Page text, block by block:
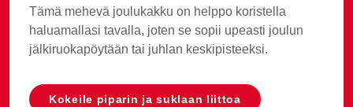
Tämä mehevä joulukakku on helppo koristella
haluamallasi tavalla, joten se sopii upeasti joulun
jälkiruokapöytään tai juhlan keskipisteeksi.
Kokeile piparin ja suklaan liittoa